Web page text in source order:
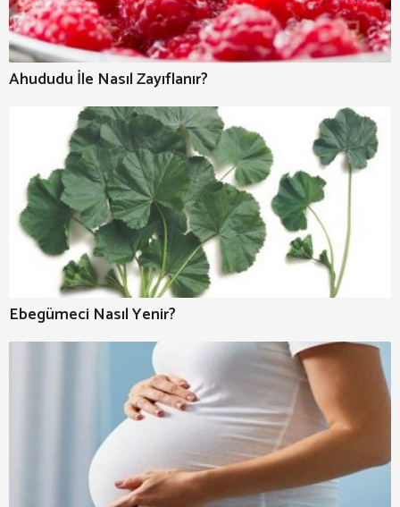
Ahududu İle Nasıl Zayıflanır?
Ebegümeci Nasıl Yenir?